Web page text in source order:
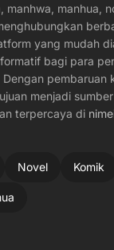
manhwa, manhua,
yang mudah
bagi para
pembaruan
menjadi
terpercaya di
Novel Komik